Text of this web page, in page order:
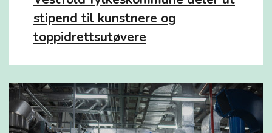
stipend til kunstnere og
toppidrettsutøvere